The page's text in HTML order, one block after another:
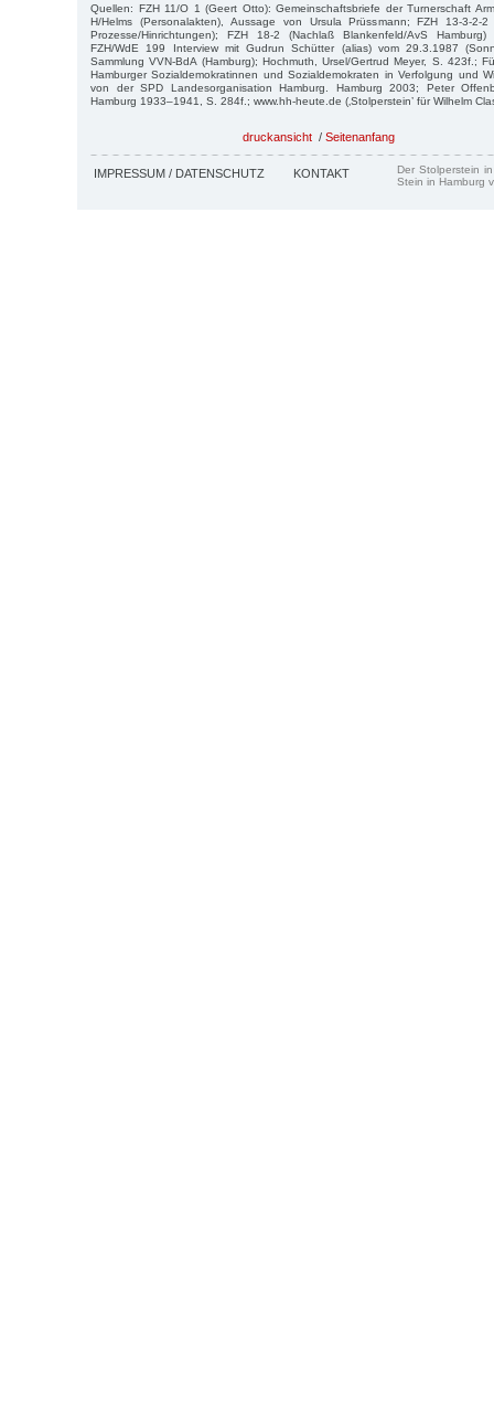
Quellen: FZH 11/O 1 (Geert Otto): Gemeinschaftsbriefe der Turnerschaft
H/Helms (Personalakten), Aussage von Ursula Prüssmann; FZH 13-3-2-
Prozesse/Hinrichtungen); FZH 18-2 (Nachlaß Blankenfeld/AvS Hamburg)
FZH/WdE 199 Interview mit Gudrun Schütter (alias) vom 29.3.1987
Sammlung VVN-BdA (Hamburg); Hochmuth, Ursel/Gertrud Meyer, S. 423f.;
Hamburger Sozialdemokratinnen und Sozialdemokraten in Verfolgung und
von der SPD Landesorganisation Hamburg. Hamburg 2003; Peter
Hamburg 1933–1941, S. 284f.; www.hh-heute.de (‚Stolperstein’ für Wilhelm
druckansicht / Seitenanfang
IMPRESSUM / DATENSCHUTZ KONTAKT
Der Stolperstein
Stein in Hamburg